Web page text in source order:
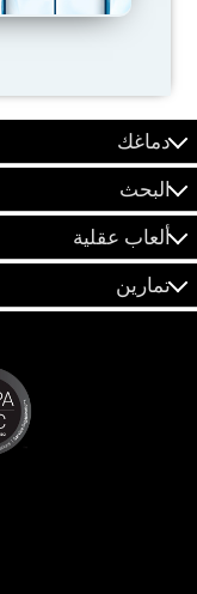
دماغك
البحث
ألعاب عقلية
تمارين